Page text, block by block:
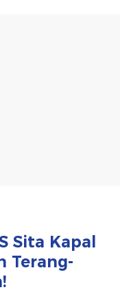
Sita Kapal
Terang-